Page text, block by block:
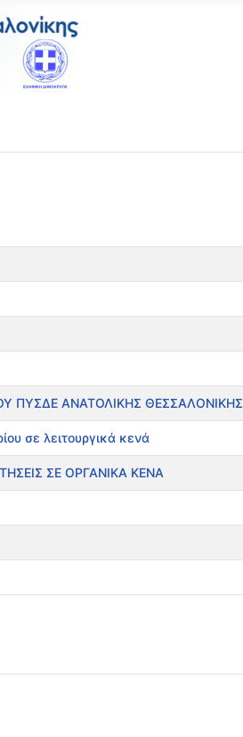
ΠΥΣΔΕ ΑΝΑΤΟΛΙΚΗΣ ΘΕΣΣΑΛΟΝΙΚΗΣ
σε λειτουργικά κενά
ΣΕ ΟΡΓΑΝΙΚΑ ΚΕΝΑ